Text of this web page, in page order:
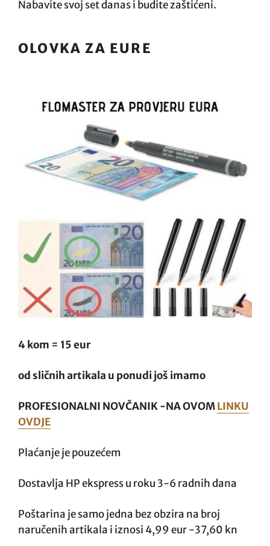
Nabavite svoj set danas i budite zaštićeni.
OLOVKA ZA EURE
4 kom = 15 eur
od sličnih artikala u ponudi još imamo
PROFESIONALNI NOVČANIK -NA OVOMLINKU
OVDJE
Plaćanje je pouzećem
Dostavlja HP ekspress u roku 3-6 radnih dana
Poštarina je samo jedna bez obzira na broj
naručenih artikala i iznosi 4,99 eur -37,60 kn